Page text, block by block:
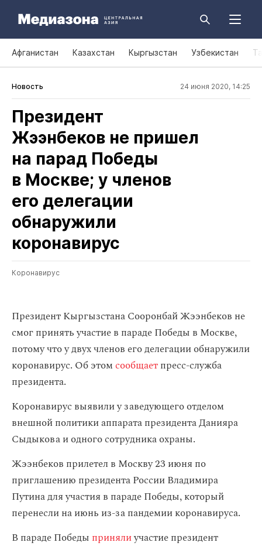
Афганистан Казахстан Кыргызстан Узбекистан
Новость 24 июня 2020, 14:25
Президент
Жээнбеков не пришел
на парад Победы
в Москве; у членов
его делегации
обнаружили
коронавирус
Коронавирус
Президент Кыргызстана Сооронбай Жээнбеков не
смог принять участие в параде Победы в Москве,
потому что у двух членов его делегации обнаружили
коронавирус. Об этомсообщаетпресс-служба
президента.
Коронавирус выявили у заведующего отделом
внешной политики аппарата президента Данияра
Сыдыкова и одного сотрудника охраны.
Жээнбеков прилетел в Москву 23 июня по
приглашению президента России Владимира
Путина для участия в параде Победы, который
перенесли на июнь из-за пандемии коронавируса.
В параде Победы принялиучастие президент